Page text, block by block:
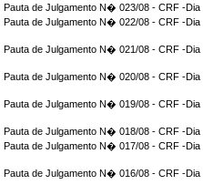
Pauta de Julgamento N� 023/08 - CRF -Dia
Pauta de Julgamento N� 022/08 - CRF -Dia
Pauta de Julgamento N� 021/08 - CRF -Dia
Pauta de Julgamento N� 020/08 - CRF -Dia
Pauta de Julgamento N� 019/08 - CRF -Dia
Pauta de Julgamento N� 018/08 - CRF -Dia
Pauta de Julgamento N� 017/08 - CRF -Dia
Pauta de Julgamento N� 016/08 - CRF -Dia